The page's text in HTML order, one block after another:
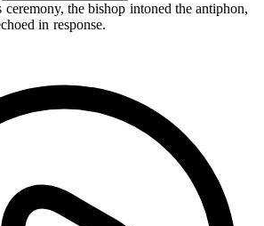
the bishop intoned theantiphon,
in response.